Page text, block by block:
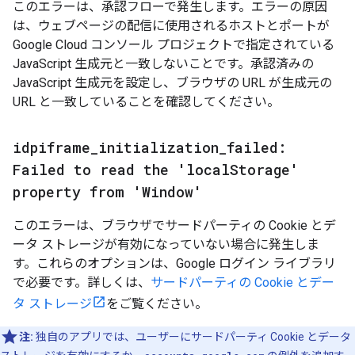
このエラーは、承認フローで発生します。エラーの原因
は、ウェブページの配信に使用されるホストとポートが
Google Cloud コンソール プロジェクトで指定されている
JavaScript 生成元と一致しないことです。承認済みの
JavaScript 生成元を設定し、ブラウザの URL が生成元の
URL と一致していることを確認してください。
idpiframe initialization failed:
Failed to read the 'localStorage'
property from 'Window'
このエラーは、ブラウザでサードパーティの Cookie とデ
ータ ストレージが有効になっていない場合に発生しま
す。これらのオプションは、Google ログイン ライブラリ
で必要です。詳しくは、 サードパーティの Cookie とデー
タ ストレージ
をご覧ください。
注: 独自のアプリでは、ユーザーにサードパーティ Cookie とデータ